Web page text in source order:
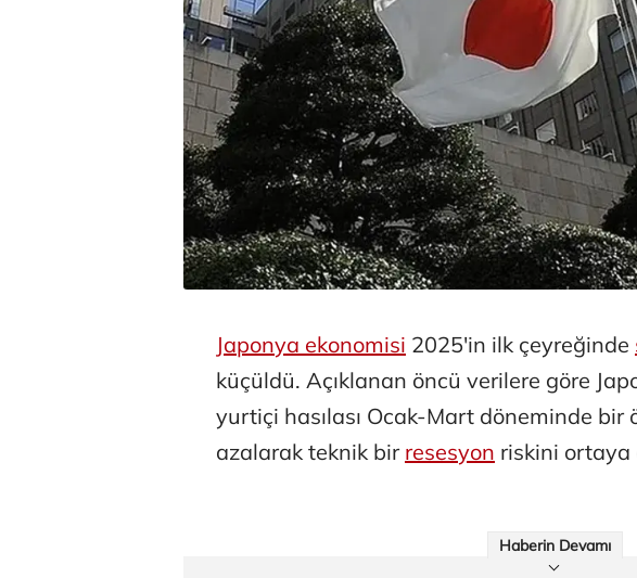
Japonya ekonomisi 2025'in ilk çeyreğinde
küçüldü. Açıklanan öncü verilere göre
yurtiçi hasılası Ocak-Mart döneminde bir
azalarak teknik bir resesyon riskini ortaya
Haberin Devamı